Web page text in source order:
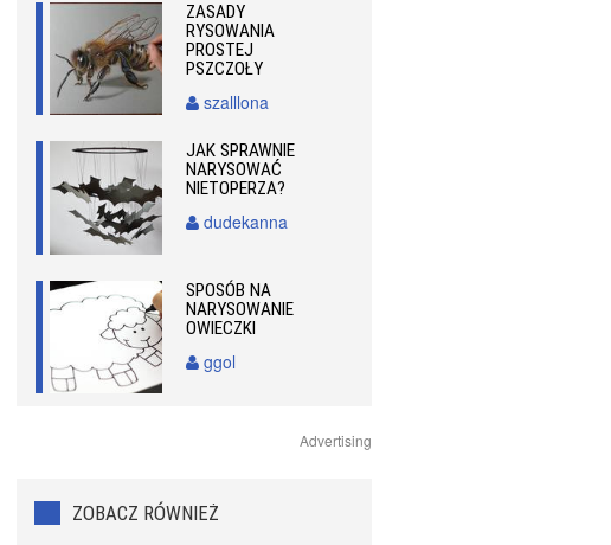
ZASADY
RYSOWANIA
PROSTEJ
PSZCZOŁY
szalllona
JAK SPRAWNIE
NARYSOWAĆ
NIETOPERZA?
dudekanna
SPOSÓB NA
NARYSOWANIE
OWIECZKI
ggol
Advertising
ZOBACZ RÓWNIEŻ